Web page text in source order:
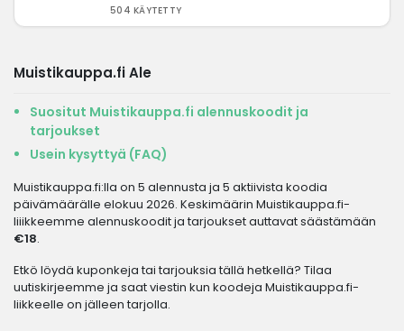
504 KÄYTETTY
Muistikauppa.fi Ale
Suositut Muistikauppa.fi alennuskoodit ja
tarjoukset
Usein kysyttyä (FAQ)
Muistikauppa.fi:lla on 5 alennusta ja 5 aktiivista koodia
päivämäärälle elokuu 2026. Keskimäärin Muistikauppa.fi-
liiikkeemme alennuskoodit ja tarjoukset auttavat säästämään
€18.
Etkö löydä kuponkeja tai tarjouksia tällä hetkellä? Tilaa
uutiskirjeemme ja saat viestin kun koodeja Muistikauppa.fi-
liikkeelle on jälleen tarjolla.